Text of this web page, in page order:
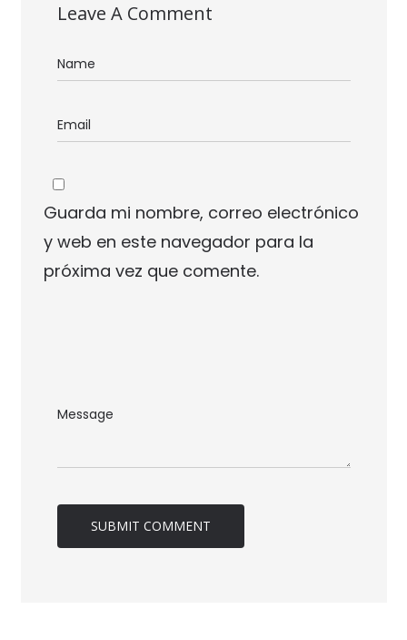
Leave A Comment
Guarda mi nombre, correo electrónico
y web en este navegador para la
próxima vez que comente.